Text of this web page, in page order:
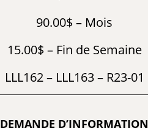
90.00$ – Mois
15.00$ – Fin de Semaine
LLL162 – LLL163 – R23-01
DEMANDE D’INFORMATION